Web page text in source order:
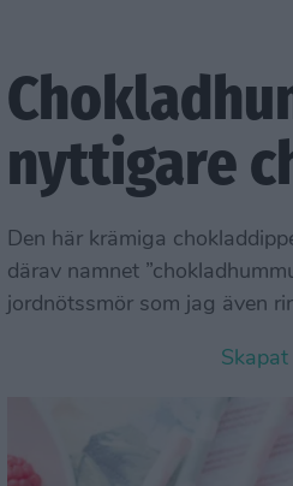
nyttigare
Den här krämiga
därav namnet
jordnötssmör som jag även